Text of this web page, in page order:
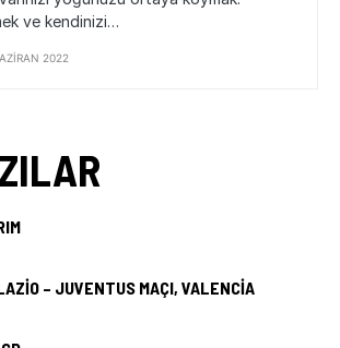
ve kendinizi…
2022
– JUVENTUS MAÇI, VALENCIA